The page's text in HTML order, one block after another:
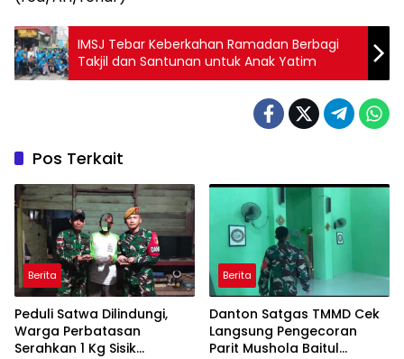
IMSJ Tebar Keberkahan Ramadan Berbagi
Takjil dan Santunan untuk Anak Yatim
Pos Terkait
Berita
Peduli Satwa Dilindungi,
Warga Perbatasan
Serahkan 1 Kg Sisik
Berita
Danton Satgas TMMD Cek
Langsung Pengecoran
Parit Mushola Baitul